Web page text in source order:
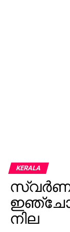
KERALA
നില